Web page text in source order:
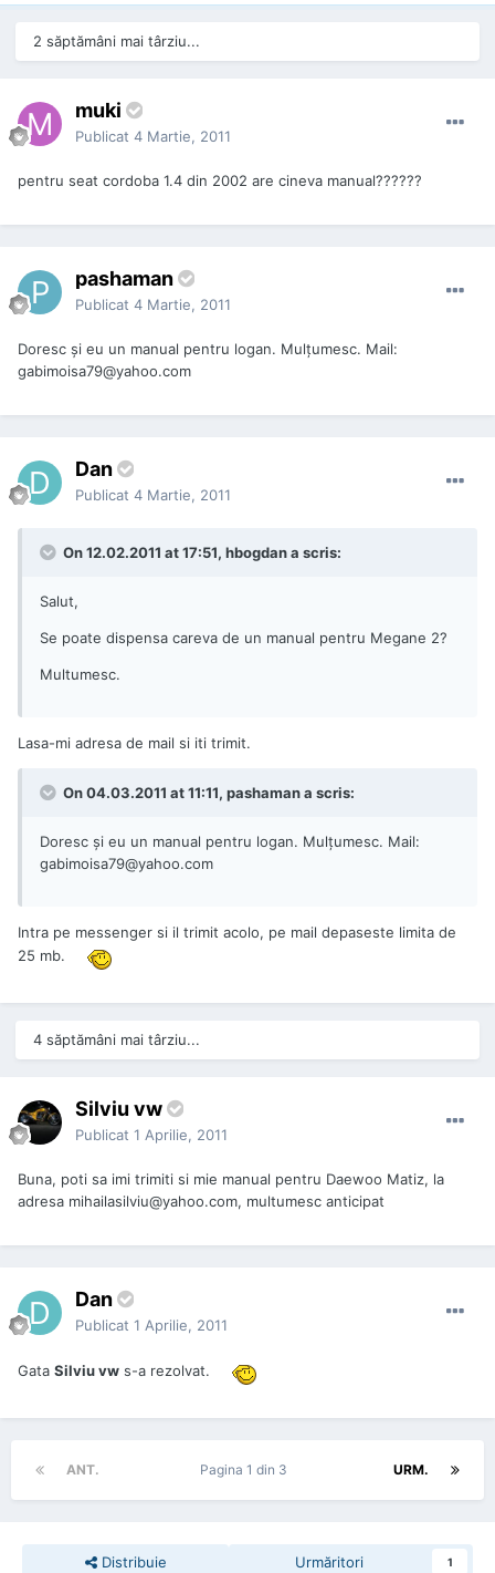
2 săptămâni mai târziu...
muki
Publicat 4 Martie, 2011
pentru seat cordoba 1.4 din 2002 are cineva manual??????
pashaman
Publicat 4 Martie, 2011
Doresc şi eu un manual pentru logan. Mulţumesc. Mail:
gabimoisa79@yahoo.com
Dan
Publicat 4 Martie, 2011
On 12.02.2011 at 17:51, hbogdan a scris:
Salut,
Se poate dispensa careva de un manual pentru Megane 2?
Multumesc.
Lasa-mi adresa de mail si iti trimit.
On 04.03.2011 at 11:11, pashaman a scris:
Doresc şi eu un manual pentru logan. Mulţumesc. Mail:
gabimoisa79@yahoo.com
Intra pe messenger si il trimit acolo, pe mail depaseste limita de
25 mb.
4 săptămâni mai târziu...
Silviu vw
Publicat 1 Aprilie, 2011
Buna, poti sa imi trimiti si mie manual pentru Daewoo Matiz, la
adresa mihailasilviu@yahoo.com, multumesc anticipat
Dan
Publicat 1 Aprilie, 2011
Gata Silviu vw s-a rezolvat.
ANT. URM.
Pagina 1 din 3
Distribuie Urmăritori 1